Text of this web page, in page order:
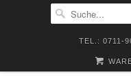
TEL.: 0711-